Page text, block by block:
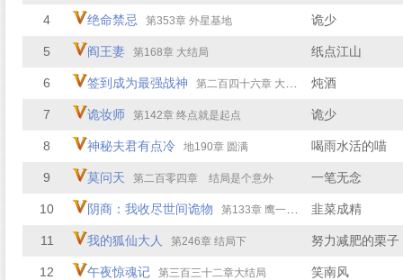
4 绝命禁忌 第353章 外星基地 诡少
5 阎王妻 第168章 大结局 纸点江山
6 签到成为最强战神 第二百四十六章 大结局：龙族降临 炖酒
7 诡妆师 第142章 终点就是起点 诡少
8 神秘夫君有点冷 地190章 圆满 喝雨水活的喵
9 莫问天 第二百零四章 结局是个意外 一笔无念
10 阴商：我收尽世间诡物 第133章 鹰一样的眼睛（大结局） 韭菜成精
11 我的狐仙大人 第246章 结局下 努力减肥的栗子
12 午夜惊魂记 第三百三十二章大结局 笑南风